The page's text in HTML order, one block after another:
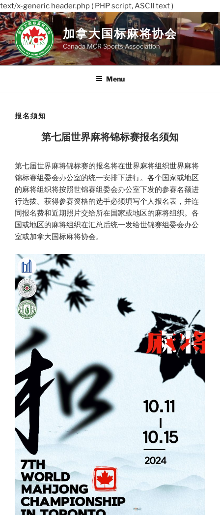
text/x-generic header.php ( PHP script, ASCII text )
Skip
to
content
加拿大国标麻将协会
Canada MCR Sports Association
Menu
报名须知
第七届世界麻将锦标赛报名须知
第七届世界麻将锦标赛的报名将在世界麻将组织世界麻将
锦标赛组委会办公室的统一安排下进行。各个国家或地区
的麻将组织将按照世锦赛组委会办公室下发的参赛名额进
行选拔。获得参赛资格的选手必须填写个人报名表，并连
同报名费和近期照片交给所在国家或地区的麻将组织。各
国或地区的麻将组织在汇总后统一发给世锦赛组委会办公
室或加拿大国标麻将协会。